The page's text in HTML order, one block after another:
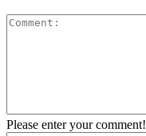
Please enter your comment!